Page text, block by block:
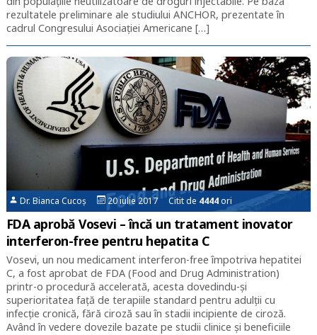
rezultatele preliminare ale studiului ANCHOR, prezentate în
cadrul Congresului Asociației Americane […]
Dr. Bianca Cucoș 20 iulie 2017 Citit de 4444ori
FDA aprobă Vosevi – încă un tratament inovator
interferon-free pentru hepatita C
Vosevi, un nou medicament interferon-free împotriva hepatitei
C, a fost aprobat de FDA (Food and Drug Administration)
printr-o procedură accelerată, acesta dovedindu-și
superioritatea față de terapiile standard pentru adulții cu
infecție cronică, fără ciroză sau în stadii incipiente de ciroză.
Având în vedere dovezile bazate pe studii clinice și beneficiile